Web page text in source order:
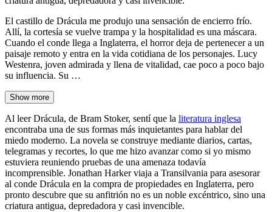
El castillo de Drácula me produjo una sensación de encierro frío.
Allí, la cortesía se vuelve trampa y la hospitalidad es una máscara.
Cuando el conde llega a Inglaterra, el horror deja de pertenecer a un
paisaje remoto y entra en la vida cotidiana de los personajes. Lucy
Westenra, joven admirada y llena de vitalidad, cae poco a poco bajo
su influencia. Su …
Show more
Al leer Drácula, de Bram Stoker, sentí que la literatura inglesa
encontraba una de sus formas más inquietantes para hablar del
miedo moderno. La novela se construye mediante diarios, cartas,
telegramas y recortes, lo que me hizo avanzar como si yo mismo
estuviera reuniendo pruebas de una amenaza todavía
incomprensible. Jonathan Harker viaja a Transilvania para asesorar
al conde Drácula en la compra de propiedades en Inglaterra, pero
pronto descubre que su anfitrión no es un noble excéntrico, sino una
criatura antigua, depredadora y casi invencible.